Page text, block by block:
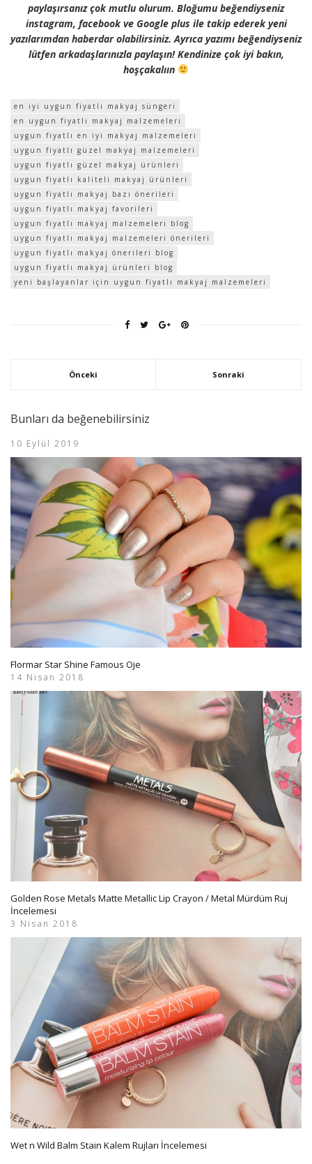
paylaşırsanız çok mutlu olurum. Bloğumu beğendiyseniz
instagram, facebook ve Google plus ile takip ederek yeni
yazılarımdan haberdar olabilirsiniz. Ayrıca yazımı beğendiyseniz
lütfen arkadaşlarınızla paylaşın! Kendinize çok iyi bakın,
hoşçakalıın
en iyi uygun fiyatlı makyaj süngeri
en uygun fiyatlı makyaj malzemeleri
uygun fiyatlı en iyi makyaj malzemeleri
uygun fiyatlı güzel makyaj malzemeleri
uygun fiyatlı güzel makyaj ürünleri
uygun fiyatlı kaliteli makyaj ürünleri
uygun fiyatlı makyaj bazı önerileri
uygun fiyatlı makyaj favorileri
uygun fiyatlı makyaj malzemeleri blog
uygun fiyatlı makyaj malzemeleri önerileri
uygun fiyatlı makyaj önerileri blog
uygun fiyatlı makyaj ürünleri blog
yeni başlayanlar için uygun fiyatlı makyaj malzemeleri
Önceki Sonraki
Bunları da beğenebilirsiniz
10 Eylül 2019
Flormar Star Shine Famous Oje
14 Nisan 2018
Golden Rose Metals Matte Metallic Lip Crayon / Metal Mürdüm Ruj
İncelemesi
3 Nisan 2018
Wet n Wild Balm Stain Kalem Rujları İncelemesi